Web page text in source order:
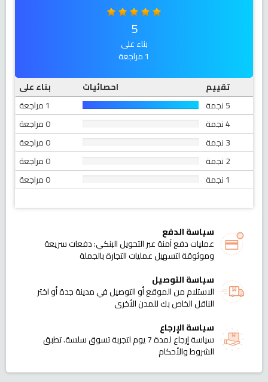
5
بناء على
1 مراجعة
تقييم
احصائيات
بناء على
5 نجمة
1 مراجعة
4 نجمة
0 مراجعة
3 نجمة
0 مراجعة
2 نجمة
0 مراجعة
1 نجمة
0 مراجعة
سياسة الدفع
عمليات دفع آمنة عبر التحويل البنكي: دفعات سريعة
وموثوقة لتسهيل عمليات التجارة بالجملة
سياسة التوصيل
الاستلام من الموقع أو التوصيل في مدينة جدة أو اختر
الناقل الخاص بك للمدن الأخرى
سياسة الإرجاع
سياسة إرجاع لمدة 7 يوم لتجربة تسوق سلسة. تطبق
الشروط والأحكام